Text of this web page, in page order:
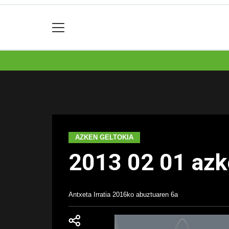
AZKEN GELTOKIA
2013 02 01
Antxeta Irratia 2016ko abuztuaren 6a